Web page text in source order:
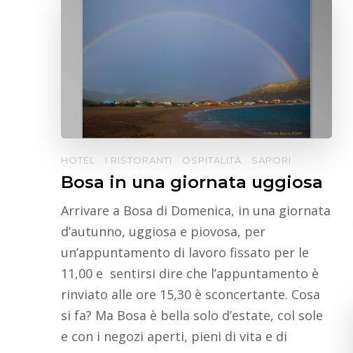
HOTEL I RISTORANTI OSPITALITÀ SAPORI
Bosa in una giornata uggiosa
Arrivare a Bosa di Domenica, in una giornata
d’autunno, uggiosa e piovosa, per
un’appuntamento di lavoro fissato per le
11,00 e sentirsi dire che l’appuntamento è
rinviato alle ore 15,30 è sconcertante. Cosa
si fa? Ma Bosa è bella solo d’estate, col sole
e con i negozi aperti, pieni di vita e di